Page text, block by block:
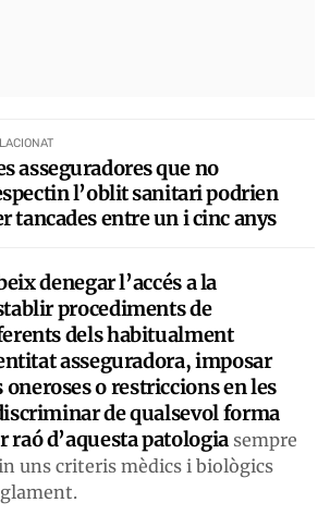
asseguradores que no
l’oblit sanitari podrien
tancades entre un i cinc anys
denegar l’accés a la
procediments de
dels habitualment
asseguradora, imposar
o restriccions en les
de qualsevol forma
raó d’aquesta patologia sempre
uns criteris mèdics i biològics